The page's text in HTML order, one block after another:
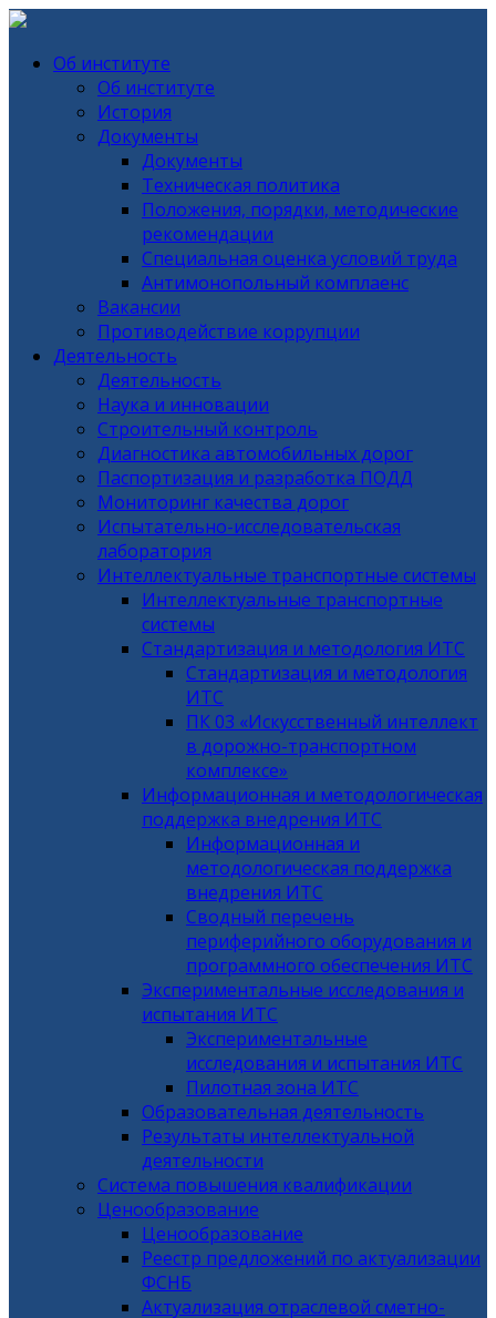
Об институте
Об институте
История
Документы
Документы
Техническая политика
Положения, порядки, методические
рекомендации
Специальная оценка условий труда
Антимонопольный комплаенс
Вакансии
Противодействие коррупции
Деятельность
Деятельность
Наука и инновации
Строительный контроль
Диагностика автомобильных дорог
Паспортизация и разработка ПОДД
Мониторинг качества дорог
Испытательно-исследовательская
лаборатория
Интеллектуальные транспортные системы
Интеллектуальные транспортные
системы
Стандартизация и методология ИТС
Стандартизация и методология
ИТС
ПК 03 «Искусственный интеллект
в дорожно-транспортном
комплексе»
Информационная и методологическая
поддержка внедрения ИТС
Информационная и
методологическая поддержка
внедрения ИТС
Сводный перечень
периферийного оборудования и
программного обеспечения ИТС
Экспериментальные исследования и
испытания ИТС
Экспериментальные
исследования и испытания ИТС
Пилотная зона ИТС
Образовательная деятельность
Результаты интеллектуальной
деятельности
Система повышения квалификации
Ценообразование
Ценообразование
Реестр предложений по актуализации
ФСНБ
Актуализация отраслевой сметно-